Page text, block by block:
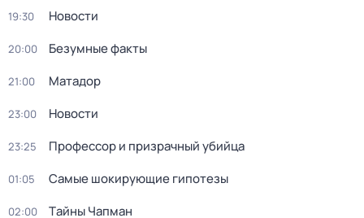
19:30 Новости
20:00 Безумные факты
21:00 Матадор
23:00 Новости
23:25 Профессор и призрачный убийца
01:05 Самые шoкиpующие гипотезы
02:00 Тaйны Чапман